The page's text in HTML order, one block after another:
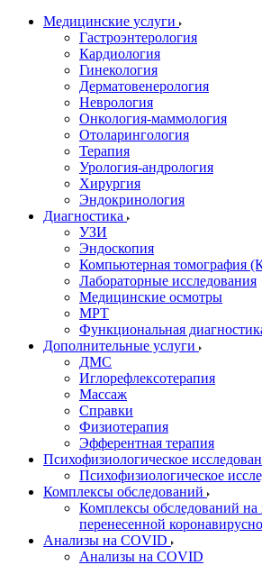
Медицинские услуги
Гастроэнтерология
Кардиология
Гинекология
Дерматовенерология
Неврология
Онкология-маммология
Отоларингология
Терапия
Урология-андрология
Хирургия
Эндокринология
Диагностика
УЗИ
Эндоскопия
Компьютерная томография
Лабораторные исследования
Медицинские осмотры
МРТ
Функциональная
Дополнительные услуги
ДМС
Иглорефлексотерапия
Массаж
Справки
Физиотерапия
Эфферентная терапия
Психофизиологическое
Психофизиологическое
Комплексы обследований
Комплексы обследований на
перенесенной
Анализы на COVID
Анализы на COVID